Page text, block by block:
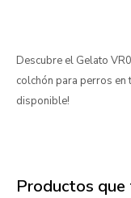
Descubre el Gelato
colchón para perros en
disponible!
Productos